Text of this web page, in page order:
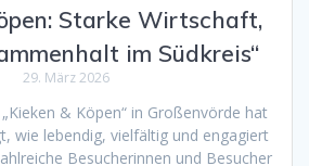
Starke Wirtschaft,
im Südkreis“
29. März 2026
& Köpen“ in Großenvörde hat
wie lebendig, vielfältig und engagiert
Besucherinnen und Besucher